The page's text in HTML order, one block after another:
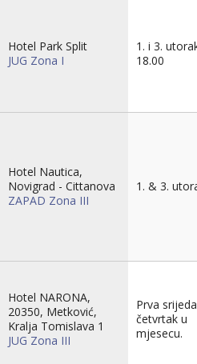
Hotel Park Split
JUG Zona I
1. i 3.
18.00
Hotel Nautica,
Novigrad - Cittanova
ZAPAD Zona III
1. & 3.
Hotel NARONA,
20350, Metković,
Kralja Tomislava 1
JUG Zona III
Prva
četvrtak u
mjesecu.